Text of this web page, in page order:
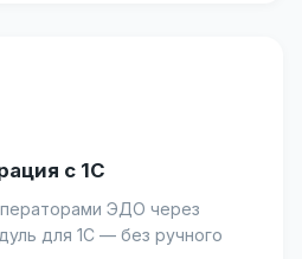
с 1С
ЭДО через
для 1С — без ручного